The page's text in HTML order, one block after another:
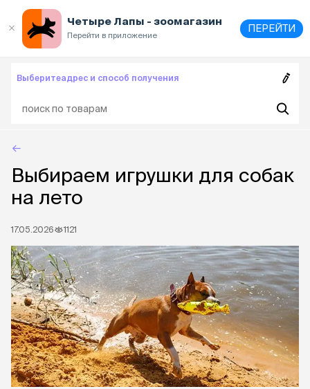
Четыре Лапы - зоомагазин
Перейти в приложение
ПЕРЕЙТИ
Выберитеадрес и способ получения
Выбираем игрушки для собак
на лето
17.05.2026 1121